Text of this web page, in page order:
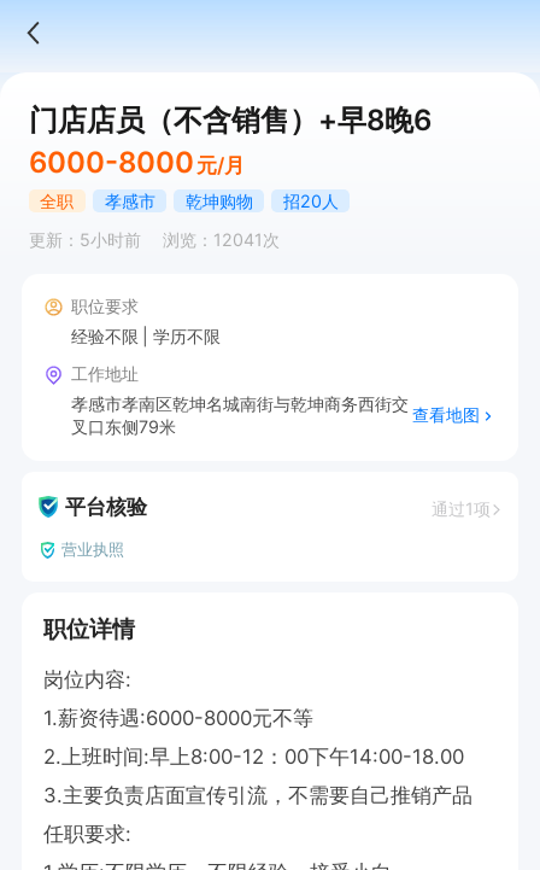
门店店员（不含销售）+早8晚6
6000-8000 元/月
全职 孝感市 乾坤购物
招20人
更新：5小时前
浏览：12041次
职位要求
经验不限
学历不限
工作地址
孝感市孝南区乾坤名城南街与乾坤商务西街交
叉口东侧79米
查看地图
平台核验 通过1项
营业执照
职位详情
岗位内容:
1.薪资待遇:6000-8000元不等
2.上班时间:早上8:00-12：00下午14:00-18.00
3.主要负责店面宣传引流，不需要自己推销产品
任职要求: